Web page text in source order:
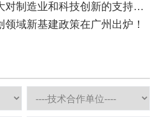
对制造业和科技创新的支持力
领域新基建政策在广州出炉！